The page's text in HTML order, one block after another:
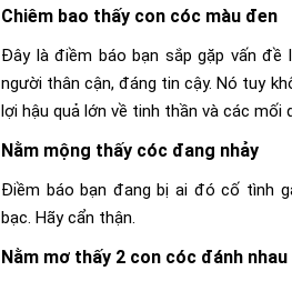
Chiêm bao thấy con cóc màu đen
Đây là điềm báo bạn sắp gặp vấn
người thân cận, đáng tin cậy. Nó tuy
lợi hậu quả lớn về tinh thần và các mối
Nằm mộng thấy cóc đang nhảy
Điềm báo bạn đang bị ai đó cố tình
bạc. Hãy cẩn thận.
Nằm mơ thấy 2 con cóc đánh nhau